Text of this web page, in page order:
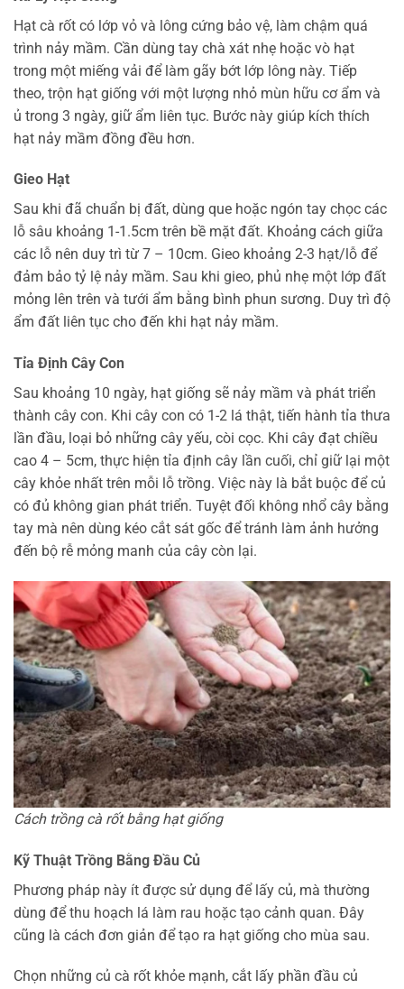
Hạt cà rốt có lớp vỏ và lông cứng bảo vệ, làm chậm quá
trình nảy mầm. Cần dùng tay chà xát nhẹ hoặc vò hạt
trong một miếng vải để làm gãy bớt lớp lông này. Tiếp
theo, trộn hạt giống với một lượng nhỏ mùn hữu cơ ẩm và
ủ trong 3 ngày, giữ ẩm liên tục. Bước này giúp kích thích
hạt nảy mầm đồng đều hơn.
Gieo Hạt
Sau khi đã chuẩn bị đất, dùng que hoặc ngón tay chọc các
lỗ sâu khoảng 1-1.5cm trên bề mặt đất. Khoảng cách giữa
các lỗ nên duy trì từ 7 – 10cm. Gieo khoảng 2-3 hạt/lỗ để
đảm bảo tỷ lệ nảy mầm. Sau khi gieo, phủ nhẹ một lớp đất
mỏng lên trên và tưới ẩm bằng bình phun sương. Duy trì độ
ẩm đất liên tục cho đến khi hạt nảy mầm.
Tỉa Định Cây Con
Sau khoảng 10 ngày, hạt giống sẽ nảy mầm và phát triển
thành cây con. Khi cây con có 1-2 lá thật, tiến hành tỉa thưa
lần đầu, loại bỏ những cây yếu, còi cọc. Khi cây đạt chiều
cao 4 – 5cm, thực hiện tỉa định cây lần cuối, chỉ giữ lại một
cây khỏe nhất trên mỗi lỗ trồng. Việc này là bắt buộc để củ
có đủ không gian phát triển. Tuyệt đối không nhổ cây bằng
tay mà nên dùng kéo cắt sát gốc để tránh làm ảnh hưởng
đến bộ rễ mỏng manh của cây còn lại.
Cách trồng cà rốt bằng hạt giống
Kỹ Thuật Trồng Bằng Đầu Củ
Phương pháp này ít được sử dụng để lấy củ, mà thường
dùng để thu hoạch lá làm rau hoặc tạo cảnh quan. Đây
cũng là cách đơn giản để tạo ra hạt giống cho mùa sau.
Chọn những củ cà rốt khỏe mạnh, cắt lấy phần đầu củ